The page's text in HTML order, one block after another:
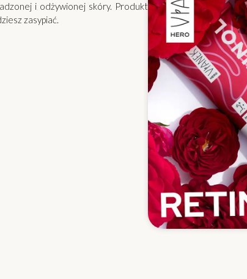
i odżywionej skóry. Produkt
zasypiać.